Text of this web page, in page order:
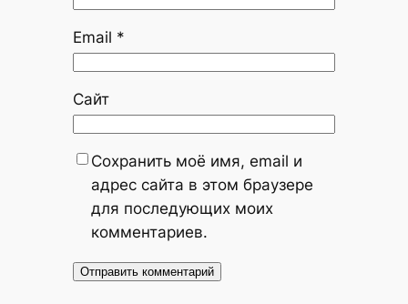
Email *
Сайт
Сохранить моё имя, email и
адрес сайта в этом браузере
для последующих моих
комментариев.